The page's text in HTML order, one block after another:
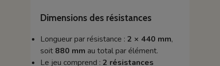
Dimensions des résistances
Longueur par résistance : 2 × 440 mm,
soit 880 mm au total par élément.
Le jeu comprend : 2 résistances